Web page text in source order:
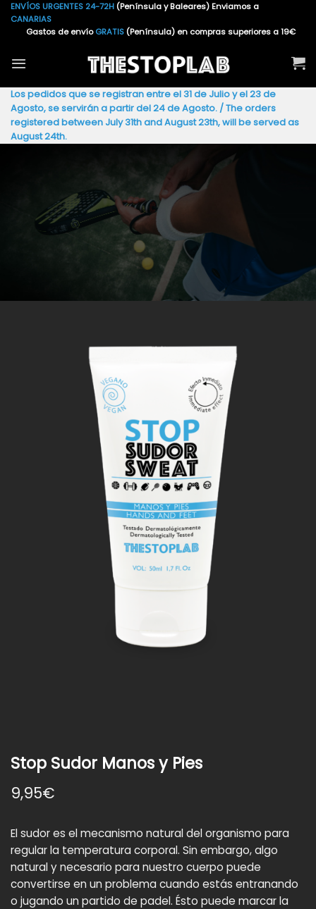
Saltar
ENVÍOS URGENTES 24-72H (Península y Baleares) Enviamos a
CANARIAS
Gastos de envíoGRATIS(Península) en compras superiores a 19€
Los pedidos que se registran entre el 31 de Julio y el 23 de
Agosto, se servirán a partir del 24 de Agosto. / The orders
registered between July 31th and August 23th, will be served as
August 24th.
Stop Sudor Manos y Pies
9,95€
El sudor es el mecanismo natural del organismo para
regular la temperatura corporal. Sin embargo, algo
natural y necesario para nuestro cuerpo puede
convertirse en un problema cuando estás entranando
o jugando un partido de padel. Ésto puede marcar la